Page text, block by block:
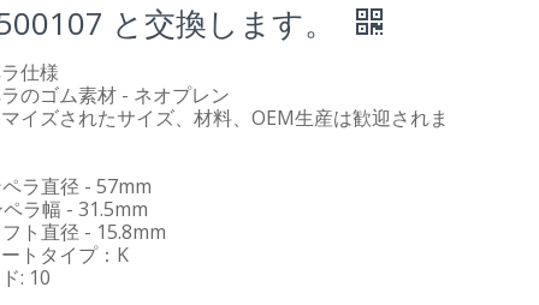
と交換します。
仕様
のゴム素材 - ネオプレン
イズされたサイズ、材料、OEM生産は歓迎されま
ラ直径 - 57mm
ラ幅 - 31.5mm
ト直径 - 15.8mm
トタイプ：K
: 10